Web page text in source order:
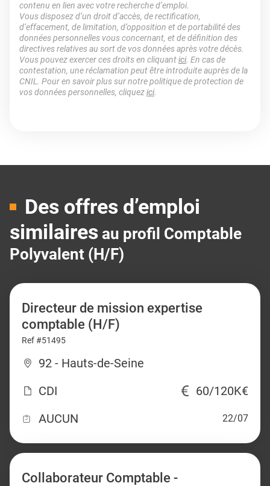
contenu en lien avec votre recherche d’emploi.
Vous disposez d’un droit d’accès, de rectification,
d’effacement, de limitation, d’opposition et de portabilité des
données personnelles vous concernant, et de définition des
directives relatives au sort de vos données après votre décès.
Vous pouvez exercer ces droits en cliquantici. En cas de
contestation, une réclamation peut être introduite auprès de la
CNIL. Pour en savoir plus sur notre politique de protection de
vos données personnelles, cliquezici.
Des offres d’emploi
similaires au profil Comptable
Polyvalent (H/F)
Directeur de mission expertise
comptable (H/F)
Ref #51495
92 - Hauts-de-Seine
CDI
60/120K€
AUCUN
22/07
Collaborateur Comptable -